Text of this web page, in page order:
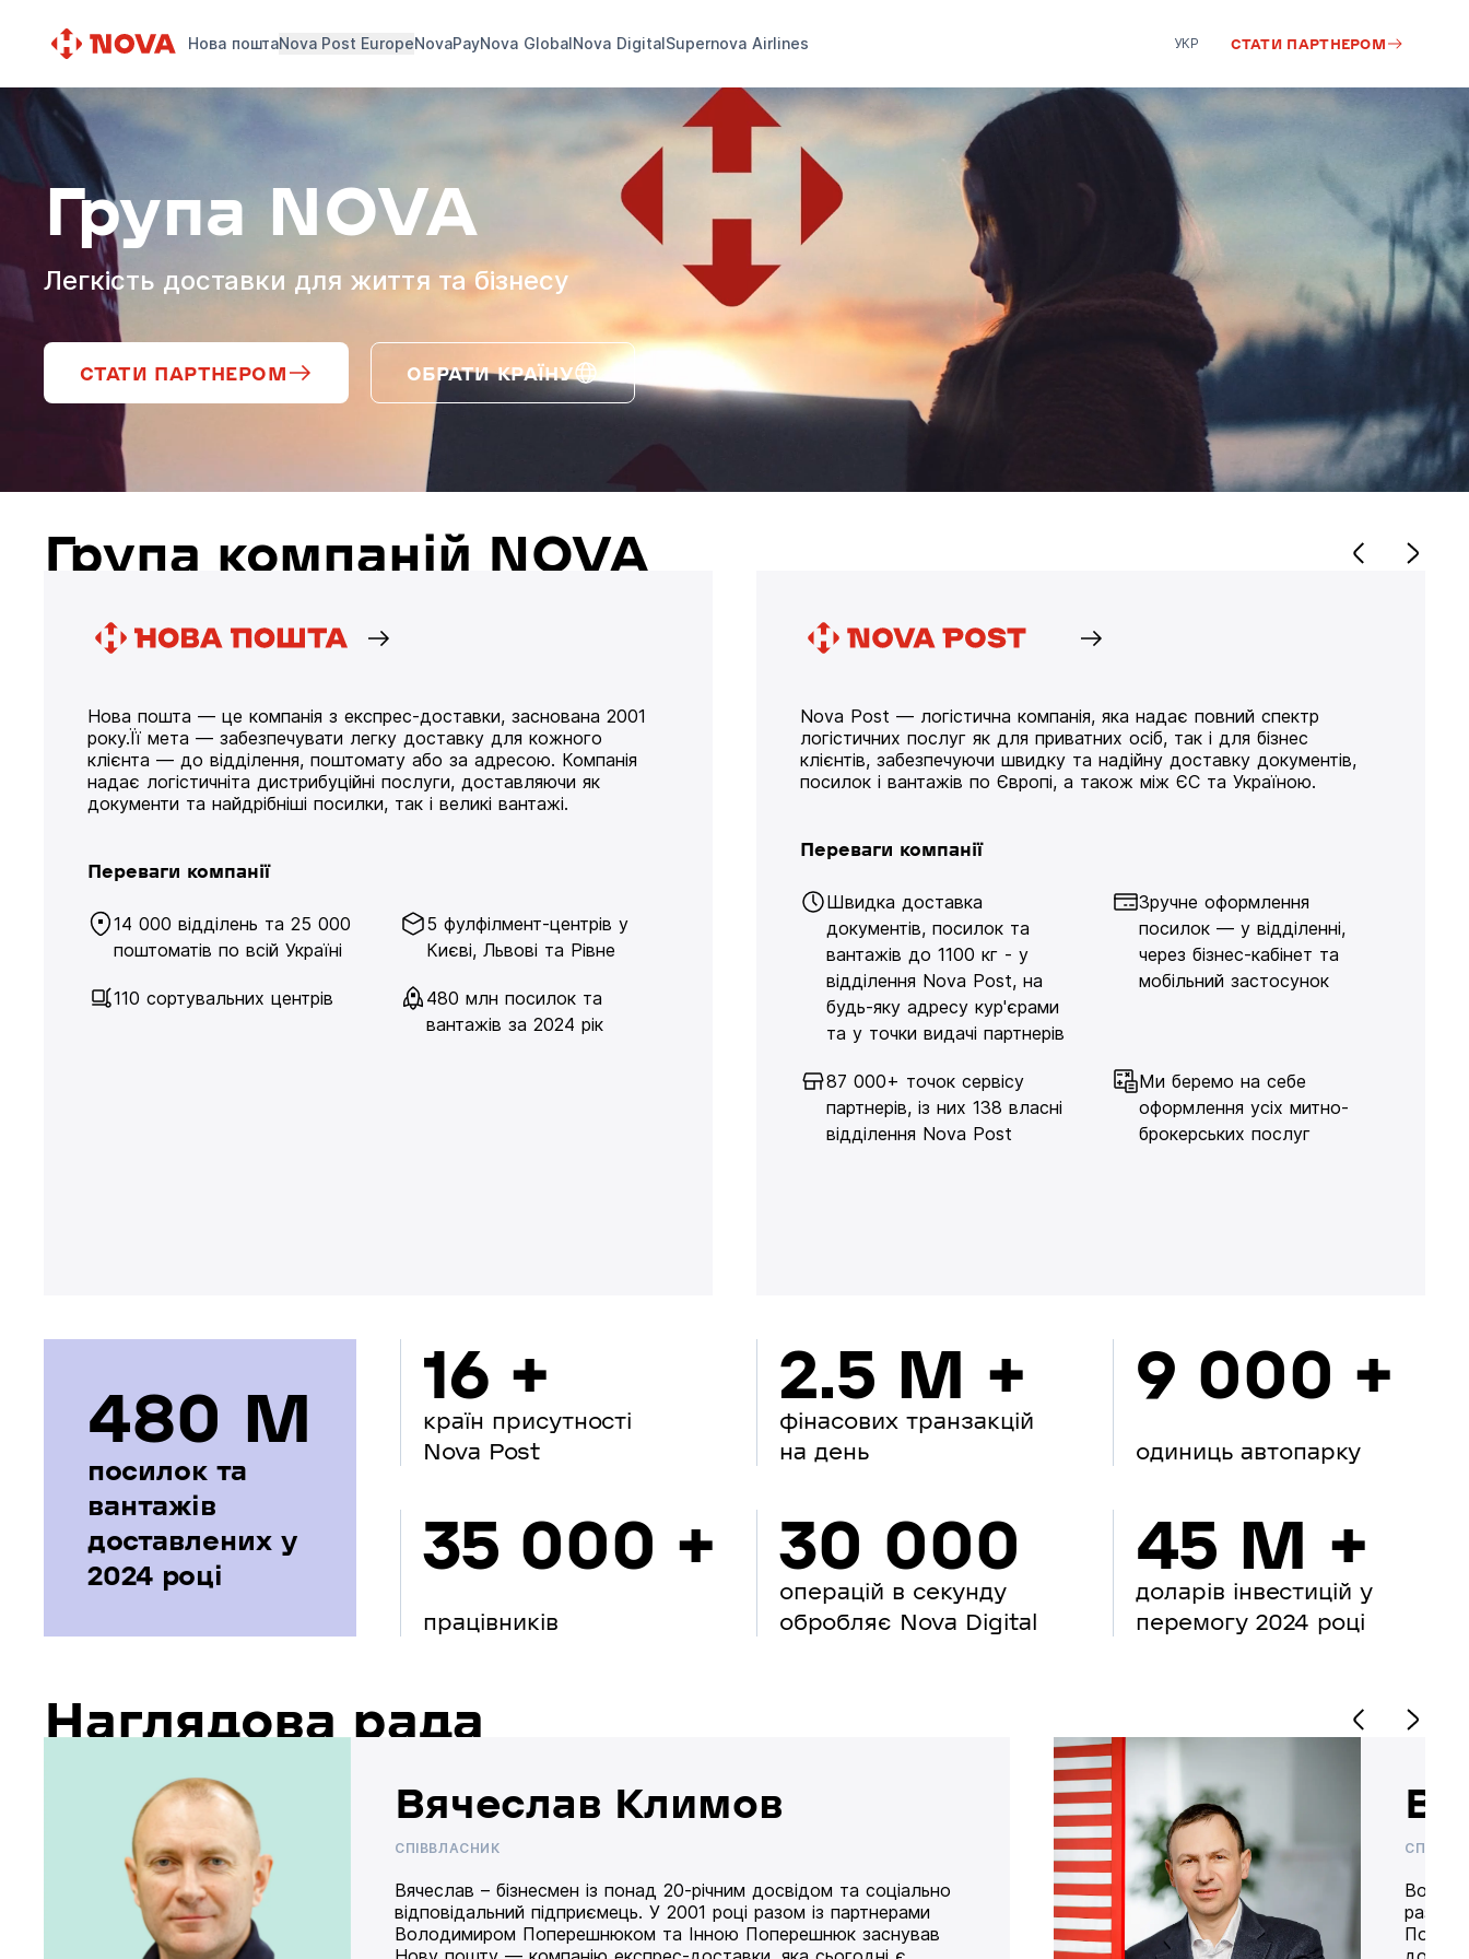
Нова поштаNova Post EuropeNovaPayNova GlobalNova DigitalSupernova Airlines УКР СТАТИ ПАРТНЕРОМ
Група NOVA
Легкість доставки для життя та бізнесу
СТАТИ ПАРТНЕРОМ ОБРАТИ КРАЇНУ
Група компаній NOVA
Нова пошта — це компанія з експрес-доставки, заснована 2001
року.Її мета — забезпечувати легку доставку для кожного
клієнта — до відділення, поштомату або за адресою. Компанія
надає логістичніта дистрибуційні послуги, доставляючи як
документи та найдрібніші посилки, так і великі вантажі.
Переваги компанії
14 000 відділень та 25 000
поштоматів по всій Україні
5 фулфілмент-центрів у
Києві, Львові та Рівне
110 сортувальних центрів
480 млн посилок та
вантажів за 2024 рік
Nova Post — логістична компанія, яка надає повний спектр
логістичних послуг як для приватних осіб, так і для бізнес
клієнтів, забезпечуючи швидку та надійну доставку документів,
посилок і вантажів по Європі, а також між ЄС та Україною.
Переваги компанії
Швидка доставка
документів, посилок та
вантажів до 1100 кг - у
відділення Nova Post, на
будь-яку адресу кур'єрами
та у точки видачі партнерів
Зручне оформлення
посилок — у відділенні,
через бізнес-кабінет та
мобільний застосунок
87 000+ точок сервісу
партнерів, із них 138 власні
відділення Nova Post
Ми беремо на себе
оформлення усіх митно-
брокерських послуг
480 М
посилок та
вантажів
доставлених у
2024 році
16 +
країн присутності
Nova Post
35 000 +
працівників
2.5 M +
фінасових транзакцій
на день
30 000
операцій в секунду
обробляє Nova Digital
9 000 +
одиниць автопарку
45 M +
доларів інвестицій у
перемогу 2024 році
Наглядова рада
Вячеслав Климов
СПІВВЛАСНИК
Вячеслав – бізнесмен із понад 20-річним досвідом та соціально
відповідальний підприємець. У 2001 році разом із партнерами
Володимиром Поперешнюком та Інною Поперешнюк заснував
разом